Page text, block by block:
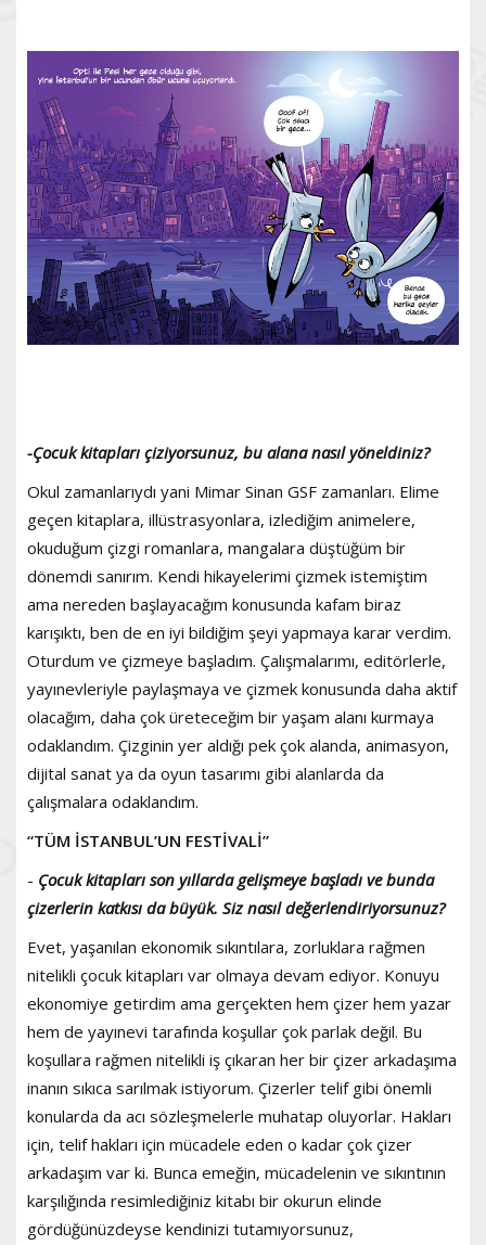
-Çocuk kitapları çiziyorsunuz, bu alana nasıl yöneldiniz?
Okul zamanlarıydı yani Mimar Sinan GSF zamanları. Elime
geçen kitaplara, illüstrasyonlara, izlediğim animelere,
okuduğum çizgi romanlara, mangalara düştüğüm bir
dönemdi sanırım. Kendi hikayelerimi çizmek istemiştim
ama nereden başlayacağım konusunda kafam biraz
karışıktı, ben de en iyi bildiğim şeyi yapmaya karar verdim.
Oturdum ve çizmeye başladım. Çalışmalarımı, editörlerle,
yayınevleriyle paylaşmaya ve çizmek konusunda daha aktif
olacağım, daha çok üreteceğim bir yaşam alanı kurmaya
odaklandım. Çizginin yer aldığı pek çok alanda, animasyon,
dijital sanat ya da oyun tasarımı gibi alanlarda da
çalışmalara odaklandım.
“TÜM İSTANBUL’UN FESTİVALİ”
- Çocuk kitapları son yıllarda gelişmeye başladı ve bunda
çizerlerin katkısı da büyük. Siz nasıl değerlendiriyorsunuz?
Evet, yaşanılan ekonomik sıkıntılara, zorluklara rağmen
nitelikli çocuk kitapları var olmaya devam ediyor. Konuyu
ekonomiye getirdim ama gerçekten hem çizer hem yazar
hem de yayınevi tarafında koşullar çok parlak değil. Bu
koşullara rağmen nitelikli iş çıkaran her bir çizer arkadaşıma
inanın sıkıca sarılmak istiyorum. Çizerler telif gibi önemli
konularda da acı sözleşmelerle muhatap oluyorlar. Hakları
için, telif hakları için mücadele eden o kadar çok çizer
arkadaşım var ki. Bunca emeğin, mücadelenin ve sıkıntının
karşılığında resimlediğiniz kitabı bir okurun elinde
gördüğünüzdeyse kendinizi tutamıyorsunuz,